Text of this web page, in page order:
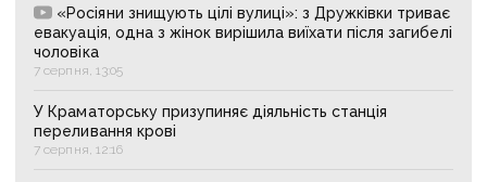
«Росіяни знищують цілі вулиці»: з Дружківки триває
евакуація, одна з жінок вирішила виїхати після загибелі
чоловіка
7 серпня, 13:05
У Краматорську призупиняє діяльність станція
переливання крові
7 серпня, 12:16